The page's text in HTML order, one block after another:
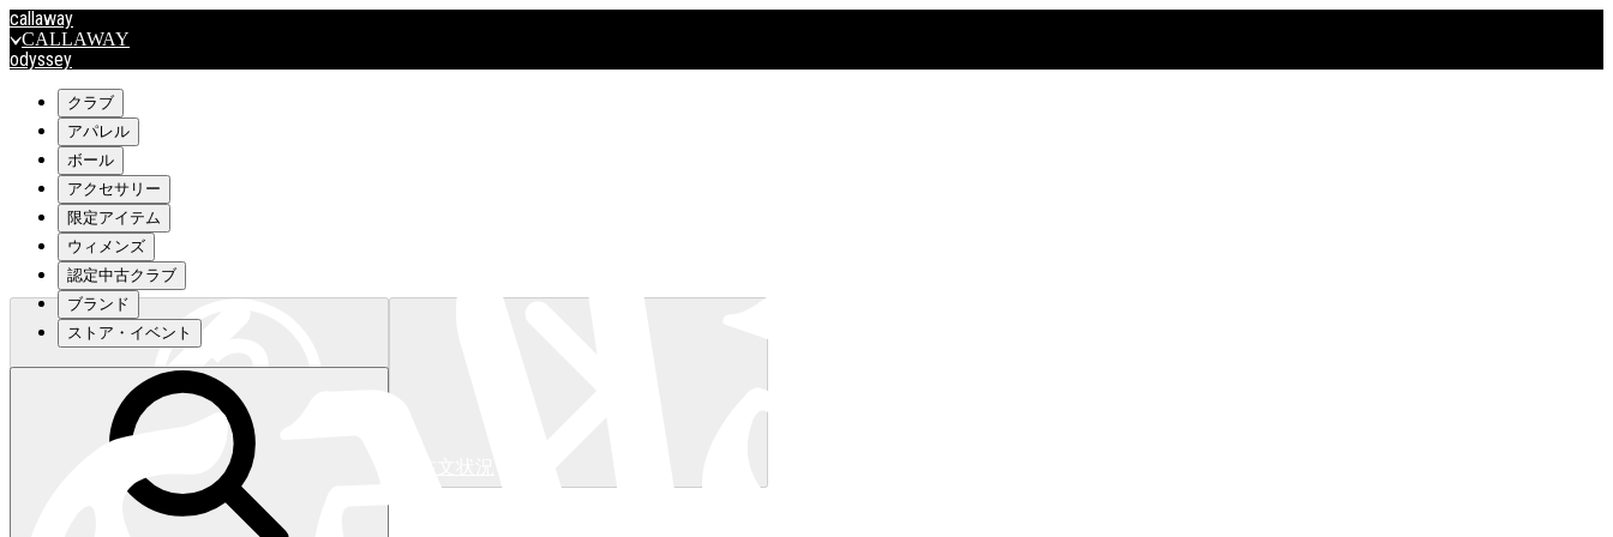
callaway
CALLAWAY
odyssey
travismathew
outlet
OUTLET
キャロウェイアパレルはこちら>>>
キャロウェイアパレルはこちら>>>
クラブ
アパレル
ボール
アクセサリー
限定アイテム
ウィメンズ
認定中古クラブ
ブランド
ストア・イベント